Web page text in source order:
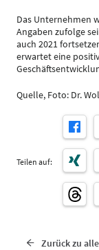
Das Unternehmen
Angaben zufolge
auch 2021
erwartet eine
Quelle, Foto: Dr.
Teilen auf:
Zurück zu